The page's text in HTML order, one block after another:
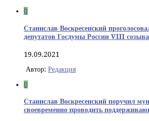
0
Станислав Воскресенский
депутатов Госдумы России VIII созыва
19.09.2021
Автор: Редакция
0
Станислав Воскресенский поручил
своевременно проводить